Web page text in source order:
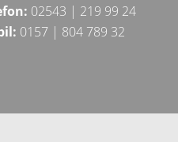
02543 | 219 99 24
0157 | 804 789 32